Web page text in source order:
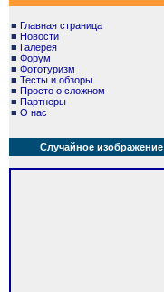
■ Главная страница
■ Новости
■ Галерея
■ Форум
■ Фототуризм
■ Тесты и обзоры
■ Просто о сложном
■ Партнеры
■ О нас
Случайное изображение